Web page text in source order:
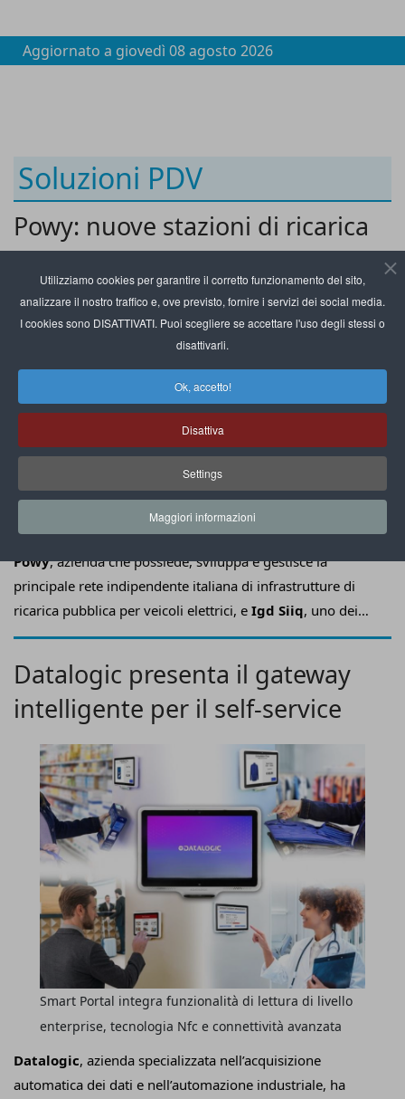
Utilizziamo cookies per garantire il corretto funzionamento del sito,
analizzare il nostro traffico e, ove previsto, fornire i servizi dei social media.
I cookies sono DISATTIVATI. Puoi scegliere se accettare l'uso degli stessi o
disattivarli.
Ok, accetto!
Disattiva
Settings
Maggiori informazioni
Aggiornato a giovedì 08 agosto 2026
Soluzioni PDV
Powy: nuove stazioni di ricarica
nei centri commerciali di Igd Siiq
Powy, azienda che possiede, sviluppa e gestisce la
principale rete indipendente italiana di infrastrutture di
ricarica pubblica per veicoli elettrici, e Igd Siiq, uno dei
principali operatori italiani nel settore immobiliare retail
accordo per l'installazione di nuove stazioni di ricarica
elettrica presso i centri commerciali di proprietà di
Datalogic presenta il gateway
intelligente per il self-service
Datalogic, azienda specializzata nell’acquisizione
automatica dei dati e nell’automazione industriale, ha
Smart Portal integra funzionalità di lettura di livello
enterprise, tecnologia Nfc e connettività avanzata